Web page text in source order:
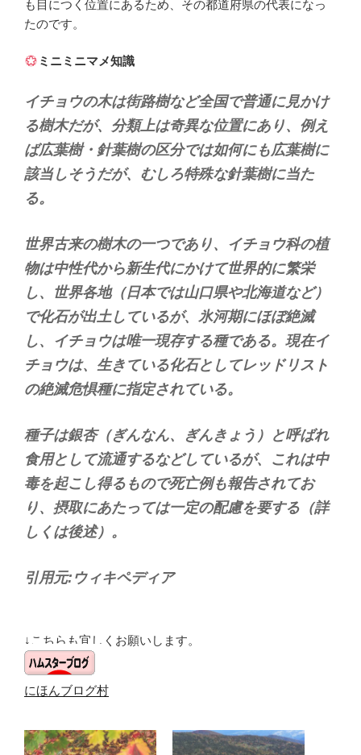
も目につく位置にあるため、その都道府県の代表になっ
たのです。
ミニミニマメ知識
イチョウの木は街路樹など全国で普通に見かけ
る樹木だが、分類上は奇異な位置にあり、例え
ば広葉樹・針葉樹の区分では如何にも広葉樹に
該当しそうだが、むしろ特殊な針葉樹に当た
る。
世界古来の樹木の一つであり、イチョウ科の植
物は中性代から新生代にかけて世界的に繁栄
し、世界各地（日本では山口県や北海道など）
で化石が出土しているが、氷河期にほぼ絶滅
し、イチョウは唯一現存する種である。現在イ
チョウは、生きている化石としてレッドリスト
の絶滅危惧種に指定されている。
種子は銀杏（ぎんなん、ぎんきょう）と呼ばれ
食用として流通するなどしているが、これは中
毒を起こし得るもので死亡例も報告されてお
り、摂取にあたっては一定の配慮を要する（詳
しくは後述）。
引用元:ウィキペディア
↓こちらも宜しくお願いします。
にほんブログ村